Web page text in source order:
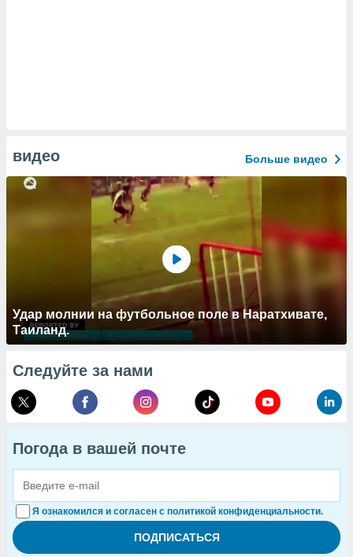
видео Больше видео
Удар молнии на футбольное поле в Наратхивате,
Таиланд.
Следуйте за нами
Погода в вашей почте
Я ознакомился и согласен с политикой конфиденциальности.